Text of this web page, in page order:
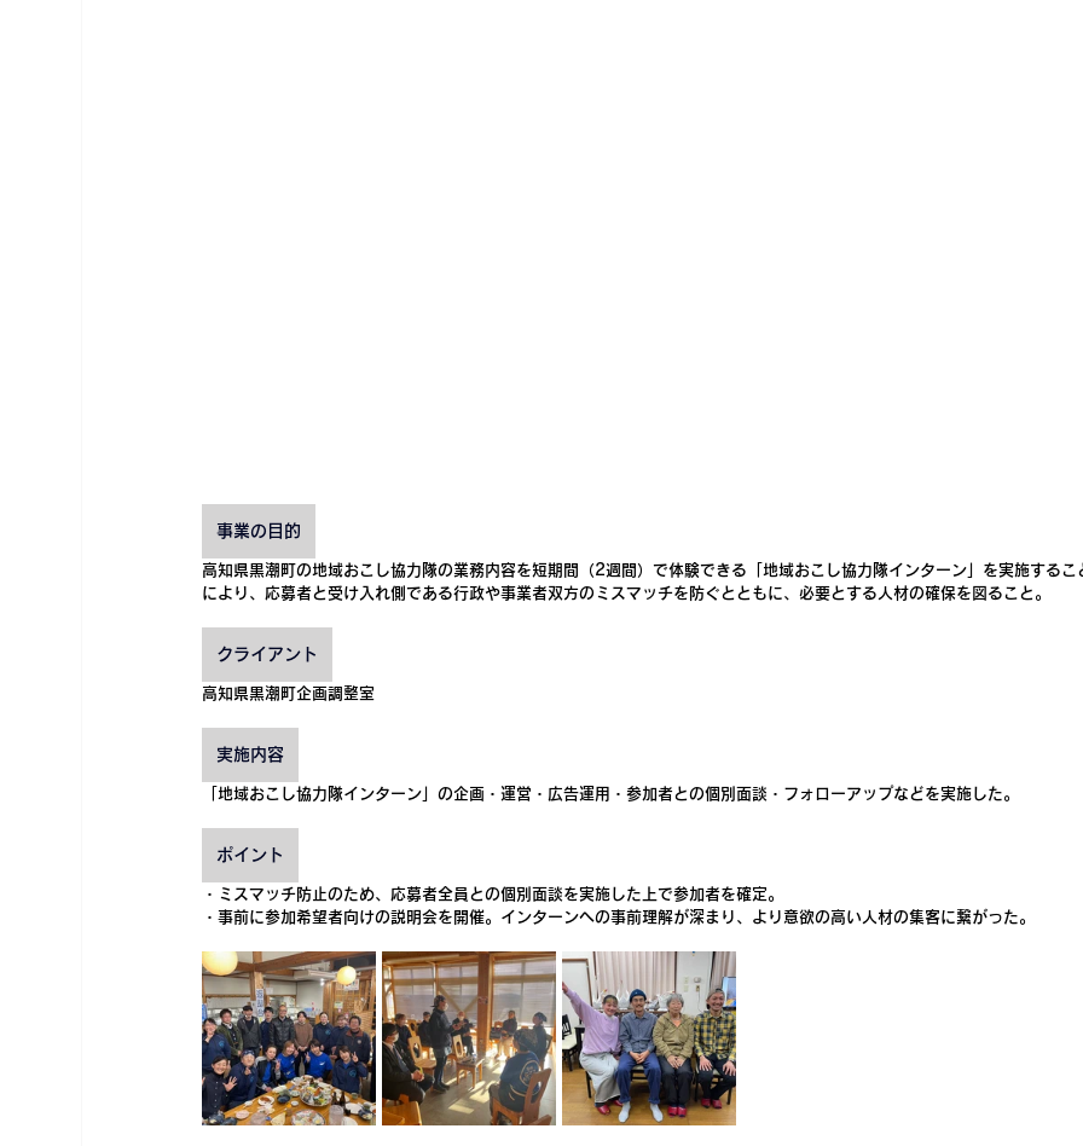
事業の目的
高知県黒潮町の地域おこし協力隊の業務内容を短期間（2週間）で体験できる「地域おこし協力隊インターン」を実施するこ
により、応募者と受け入れ側である行政や事業者双方のミスマッチを防ぐとともに、必要とする人材の確保を図ること。
クライアント
高知県黒潮町企画調整室
実施内容
「地域おこし協力隊インターン」の企画・運営・広告運用・参加者との個別面談・フォローアップなどを実施した。
ポイント
・ミスマッチ防止のため、応募者全員との個別面談を実施した上で参加者を確定。
・事前に参加希望者向けの説明会を開催。インターンへの事前理解が深まり、より意欲の高い人材の集客に繋がった。